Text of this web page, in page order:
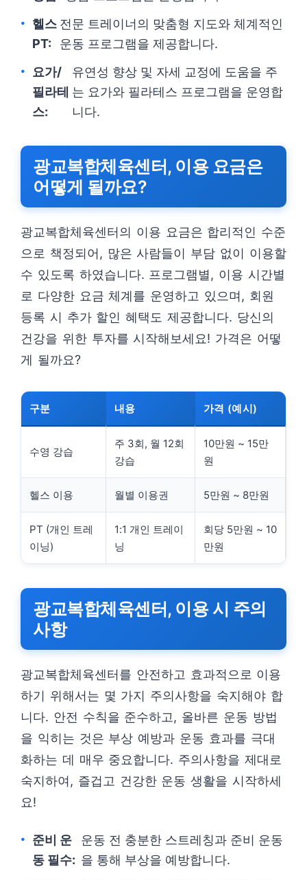
헬스
PT:
전문 트레이너의 맞춤형 지도와 체계적인
운동 프로그램을 제공합니다.
요가/
필라테
스:
유연성 향상 및 자세 교정에 도움을 주
는 요가와 필라테스 프로그램을 운영합
니다.
광교복합체육센터, 이용 요금은
어떻게 될까요?
광교복합체육센터의 이용 요금은 합리적인 수준
으로 책정되어, 많은 사람들이 부담 없이 이용할
수 있도록 하였습니다. 프로그램별, 이용 시간별
로 다양한 요금 체계를 운영하고 있으며, 회원
등록 시 추가 할인 혜택도 제공합니다. 당신의
건강을 위한 투자를 시작해보세요! 가격은 어떻
게 될까요?
구분 내용 가격 (예시)
수영 강습
주 3회, 월 12회
강습
10만원 ~ 15만
원
헬스 이용 월별 이용권 5만원 ~ 8만원
PT (개인 트레
이닝)
1:1 개인 트레이
닝
회당 5만원 ~ 10
만원
광교복합체육센터, 이용 시 주의
사항
광교복합체육센터를 안전하고 효과적으로 이용
하기 위해서는 몇 가지 주의사항을 숙지해야 합
니다. 안전 수칙을 준수하고, 올바른 운동 방법
을 익히는 것은 부상 예방과 운동 효과를 극대
화하는 데 매우 중요합니다. 주의사항을 제대로
숙지하여, 즐겁고 건강한 운동 생활을 시작하세
요!
준비 운
동 필수:
운동 전 충분한 스트레칭과 준비 운동
을 통해 부상을 예방합니다.